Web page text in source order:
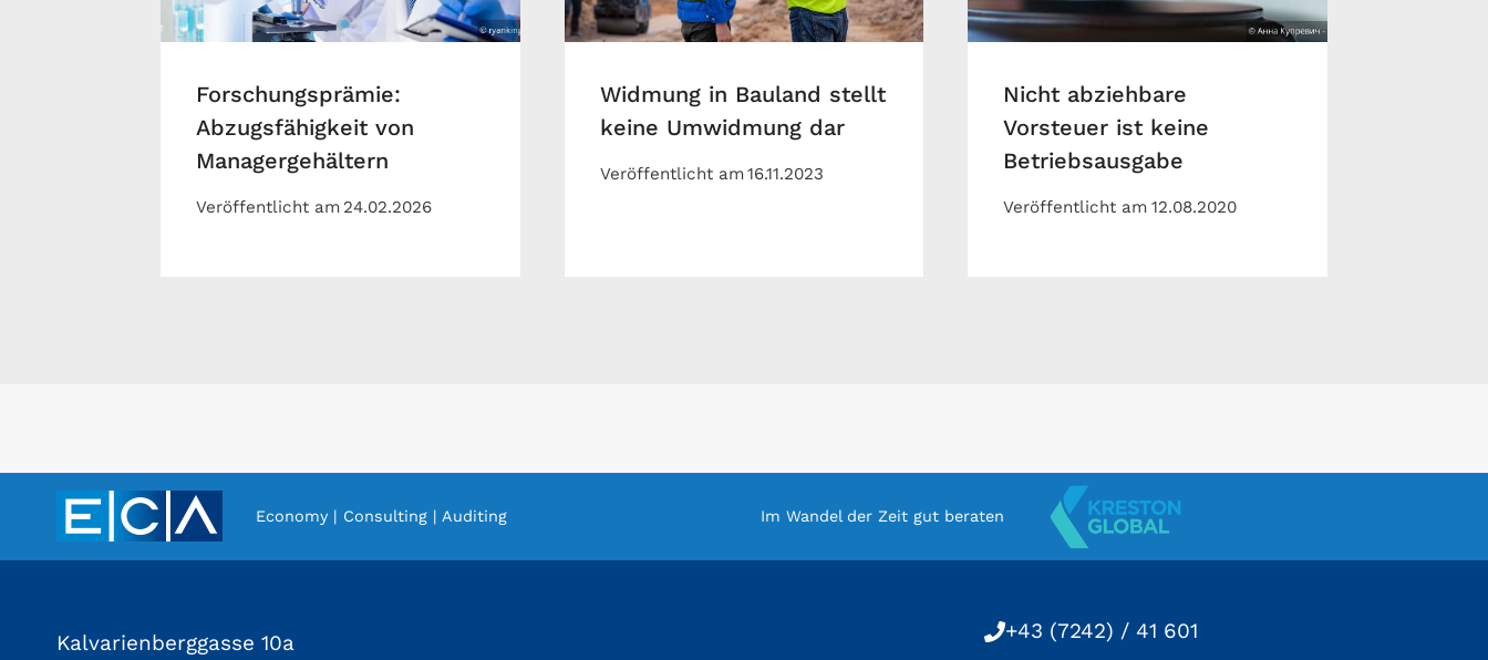
Forschungsprämie:
Abzugsfähigkeit von
Managergehältern
Veröffentlicht am 24.02.2026
Widmung in Bauland stellt
keine Umwidmung dar
Veröffentlicht am16.11.2023
Nicht abziehbare
Vorsteuer ist keine
Betriebsausgabe
Veröffentlicht am 12.08.2020
Economy | Consulting | Auditing Im Wandel der Zeit gut beraten
Kalvarienberggasse 10a
+43 (7242) / 41 601